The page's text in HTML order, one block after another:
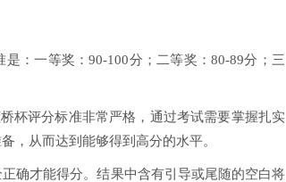
：一等奖：90-100分；二等奖：80-89分；三
杯评分标准非常严格，通过考试需要掌握扎实
，从而达到能够得到高分的水平。
确才能得分。结果中含有引导或尾随的空白将